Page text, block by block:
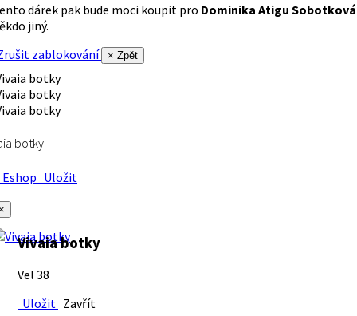
dárek pak bude moci koupit pro Dominika Atigu Sobotková
jiný.
zablokování
× Zpět
botky
Uložit
Vivaia botky
Vel 38
Uložit Zavřít